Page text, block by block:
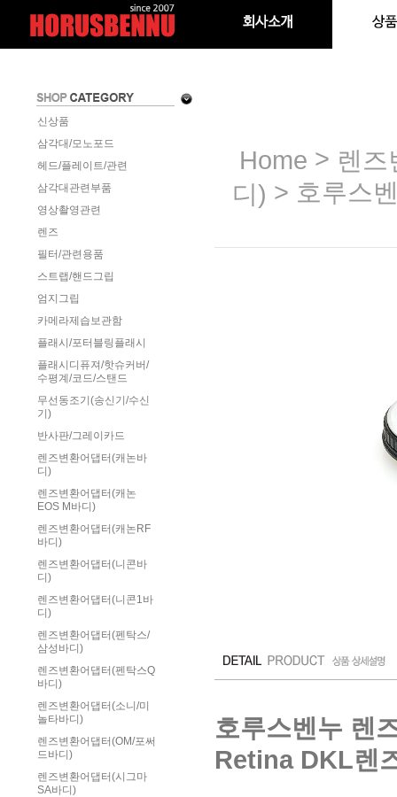
신상품
삼각대/모노포드
헤드/플레이트/관련
삼각대관련부품
영상촬영관련
렌즈
필터/관련용품
스트랩/핸드그립
엄지그립
카메라제습보관함
플래시/포터블링플래시
플래시디퓨져/핫슈커버/
수평계/코드/스탠드
무선동조기(송신기/수신
기)
반사판/그레이카드
렌즈변환어댑터(캐논바
디)
렌즈변환어댑터(캐논
EOS M바디)
렌즈변환어댑터(캐논RF
바디)
렌즈변환어댑터(니콘바
디)
렌즈변환어댑터(니콘1바
디)
렌즈변환어댑터(펜탁스/
삼성바디)
렌즈변환어댑터(펜탁스Q
바디)
렌즈변환어댑터(소니/미
놀타바디)
렌즈변환어댑터(OM/포써
드바디)
렌즈변환어댑터(시그마
SA바디)
Home > 렌즈
디) > 호루스
호루스벤누 렌
Retina DKL렌